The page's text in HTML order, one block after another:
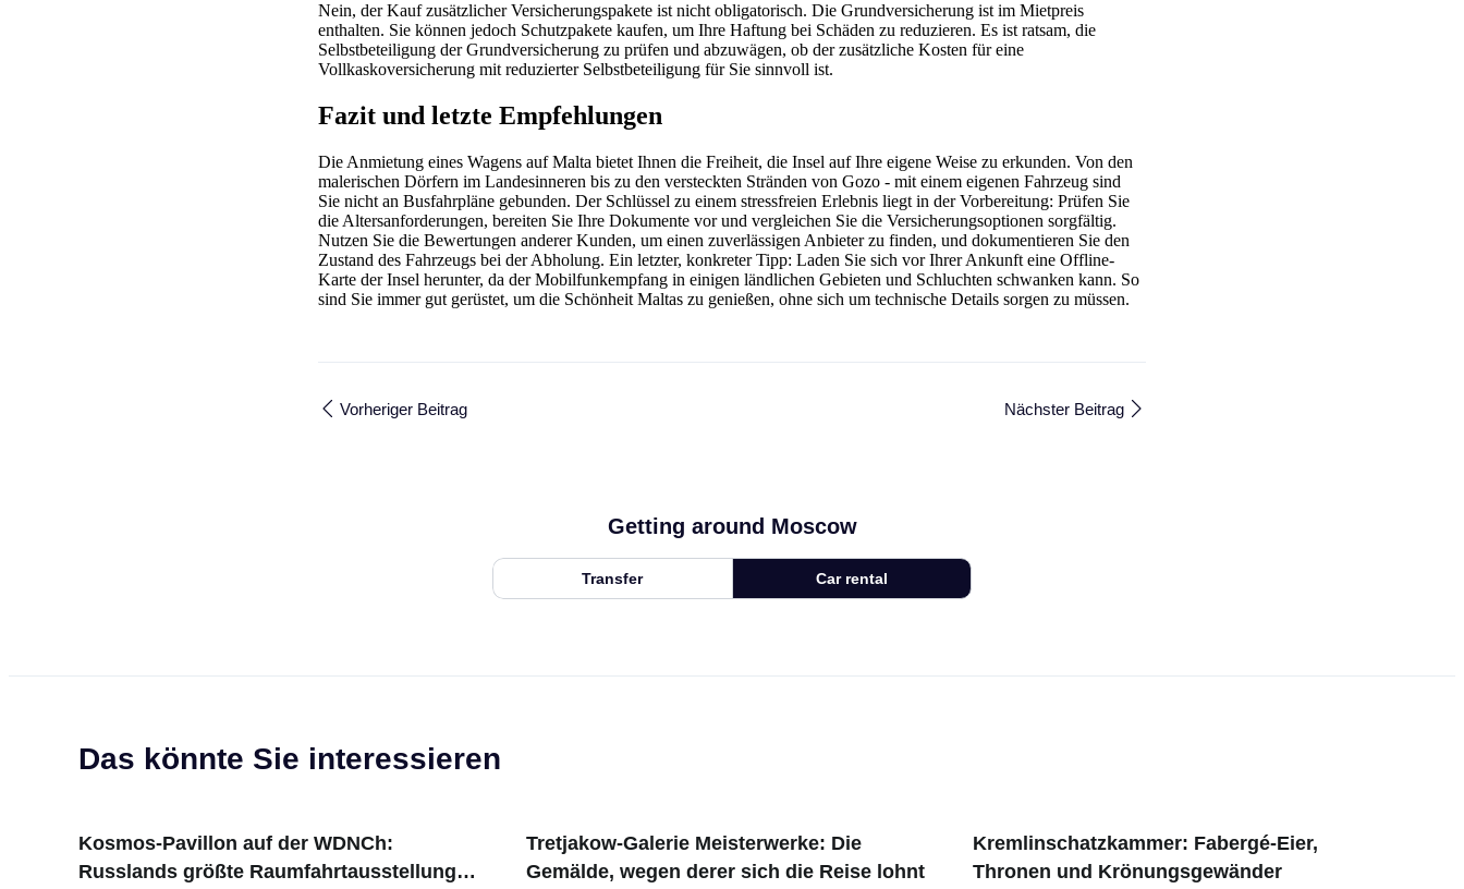
Nein, der Kauf zusätzlicher Versicherungspakete ist nicht obligatorisch. Die Grundversicherung ist im Mietpreis
enthalten. Sie können jedoch Schutzpakete kaufen, um Ihre Haftung bei Schäden zu reduzieren. Es ist ratsam, die
Selbstbeteiligung der Grundversicherung zu prüfen und abzuwägen, ob der zusätzliche Kosten für eine
Vollkaskoversicherung mit reduzierter Selbstbeteiligung für Sie sinnvoll ist.
Fazit und letzte Empfehlungen
Die Anmietung eines Wagens auf Malta bietet Ihnen die Freiheit, die Insel auf Ihre eigene Weise zu erkunden. Von den
malerischen Dörfern im Landesinneren bis zu den versteckten Stränden von Gozo - mit einem eigenen Fahrzeug sind
Sie nicht an Busfahrpläne gebunden. Der Schlüssel zu einem stressfreien Erlebnis liegt in der Vorbereitung: Prüfen Sie
die Altersanforderungen, bereiten Sie Ihre Dokumente vor und vergleichen Sie die Versicherungsoptionen sorgfältig.
Nutzen Sie die Bewertungen anderer Kunden, um einen zuverlässigen Anbieter zu finden, und dokumentieren Sie den
Zustand des Fahrzeugs bei der Abholung. Ein letzter, konkreter Tipp: Laden Sie sich vor Ihrer Ankunft eine Offline-
Karte der Insel herunter, da der Mobilfunkempfang in einigen ländlichen Gebieten und Schluchten schwanken kann. So
sind Sie immer gut gerüstet, um die Schönheit Maltas zu genießen, ohne sich um technische Details sorgen zu müssen.
Vorheriger Beitrag Nächster Beitrag
Getting around Moscow
Transfer Car rental
Das könnte Sie interessieren
Kosmos-Pavillon auf der WDNCh:
Russlands größte Raumfahrtausstellung
Tretjakow-Galerie Meisterwerke: Die
Gemälde, wegen derer sich die Reise lohnt
Kremlinschatzkammer: Fabergé-Eier,
Thronen und Krönungsgewänder